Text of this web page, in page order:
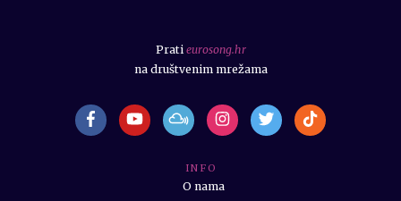
I N F O
O nama
Prati eurosong.hr
na društvenim mrežama